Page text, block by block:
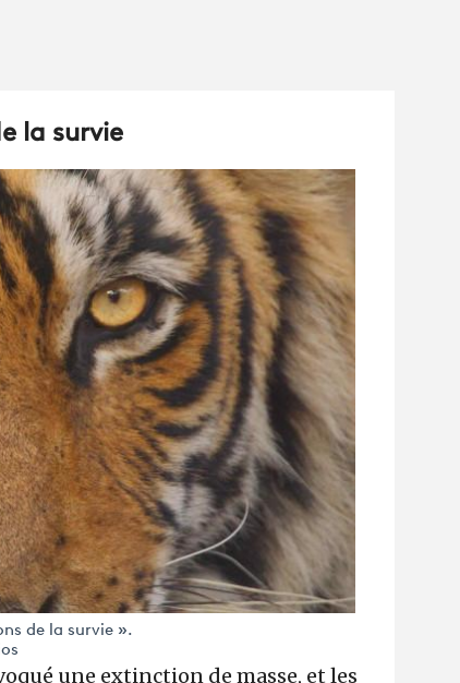
la survie
de la survie ».
une extinction de masse, et les